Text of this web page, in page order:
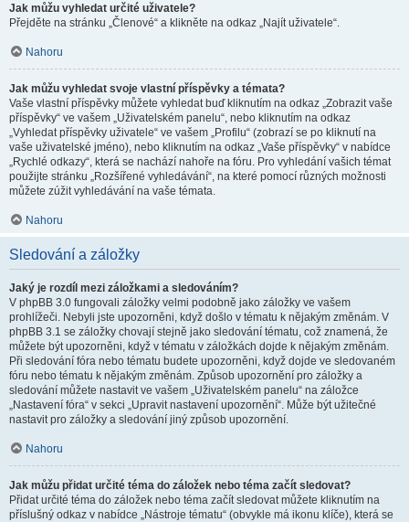
Jak můžu vyhledat určité uživatele?
Přejděte na stránku „Členové“ a klikněte na odkaz „Najít uživatele“.
Nahoru
Jak můžu vyhledat svoje vlastní příspěvky a témata?
Vaše vlastní příspěvky můžete vyhledat buď kliknutím na odkaz „Zobrazit vaše
příspěvky“ ve vašem „Uživatelském panelu“, nebo kliknutím na odkaz
„Vyhledat příspěvky uživatele“ ve vašem „Profilu“ (zobrazí se po kliknutí na
vaše uživatelské jméno), nebo kliknutím na odkaz „Vaše příspěvky“ v nabídce
„Rychlé odkazy“, která se nachází nahoře na fóru. Pro vyhledání vašich témat
použijte stránku „Rozšířené vyhledávání“, na které pomocí různých možnosti
můžete zúžit vyhledávání na vaše témata.
Nahoru
Sledování a záložky
Jaký je rozdíl mezi záložkami a sledováním?
V phpBB 3.0 fungovali záložky velmi podobně jako záložky ve vašem
prohlížeči. Nebyli jste upozorněni, když došlo v tématu k nějakým změnám. V
phpBB 3.1 se záložky chovají stejně jako sledování tématu, což znamená, že
můžete být upozorněni, když v tématu v záložkách dojde k nějakým změnám.
Při sledování fóra nebo tématu budete upozorněni, když dojde ve sledovaném
fóru nebo tématu k nějakým změnám. Způsob upozornění pro záložky a
sledování můžete nastavit ve vašem „Uživatelském panelu“ na záložce
„Nastavení fóra“ v sekci „Upravit nastavení upozornění“. Může být užitečné
nastavit pro záložky a sledování jiný způsob upozornění.
Nahoru
Jak můžu přidat určité téma do záložek nebo téma začít sledovat?
Přidat určité téma do záložek nebo téma začít sledovat můžete kliknutím na
příslušný odkaz v nabídce „Nástroje tématu“ (obvykle má ikonu klíče), která se